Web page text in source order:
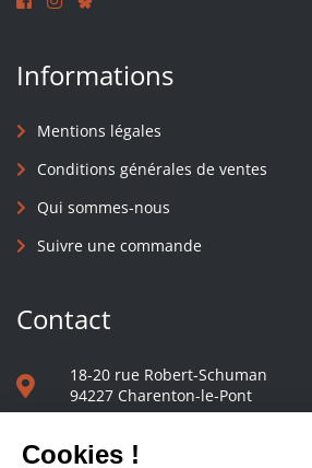
Informations
Mentions légales
Conditions générales de ventes
Qui sommes-nous
Suivre une commande
Contact
18-20 rue Robert-Schuman
94227 Charenton-le-Pont